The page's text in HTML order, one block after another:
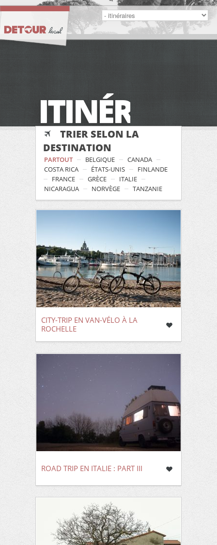
ITINÉRAIRES
TRIER SELON LA
DESTINATION
PARTOUT BELGIQUE
CANADA
COSTA RICA
ÉTATS-UNIS
FINLANDE
FRANCE
GRÈCE
ITALIE
NICARAGUA
NORVÈGE TANZANIE
CITY-TRIP EN VAN-VÉLO À LA
ROCHELLE
ROAD TRIP EN ITALIE : PART III